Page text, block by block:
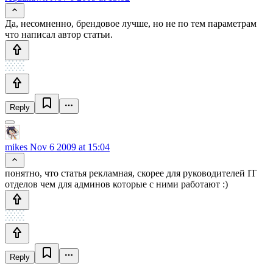
Да, несомненно, брендовое лучше, но не по тем параметрам
что написал автор статьи.
Reply
mikes Nov 6 2009 at 15:04
понятно, что статья рекламная, скорее для руководителей IT
отделов чем для админов которые с ними работают :)
Reply